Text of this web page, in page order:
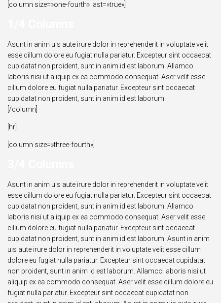
[column size=»one-fourth» last=»true»]
Asunt in anim uis aute irure dolor in reprehenderit in voluptate velit
esse cillum dolore eu fugiat nulla pariatur. Excepteur sint occaecat
cupidatat non proident, sunt in anim id est laborum. Allamco
laboris nisi ut aliquip ex ea commodo consequat. Aser velit esse
cillum dolore eu fugiat nulla pariatur. Excepteur sint occaecat
cupidatat non proident, sunt in anim id est laborum.
[/column]
[hr]
[column size=»three-fourth»]
Asunt in anim uis aute irure dolor in reprehenderit in voluptate velit
esse cillum dolore eu fugiat nulla pariatur. Excepteur sint occaecat
cupidatat non proident, sunt in anim id est laborum. Allamco
laboris nisi ut aliquip ex ea commodo consequat. Aser velit esse
cillum dolore eu fugiat nulla pariatur. Excepteur sint occaecat
cupidatat non proident, sunt in anim id est laborum. Asunt in anim
uis aute irure dolor in reprehenderit in voluptate velit esse cillum
dolore eu fugiat nulla pariatur. Excepteur sint occaecat cupidatat
non proident, sunt in anim id est laborum. Allamco laboris nisi ut
aliquip ex ea commodo consequat. Aser velit esse cillum dolore eu
fugiat nulla pariatur. Excepteur sint occaecat cupidatat non